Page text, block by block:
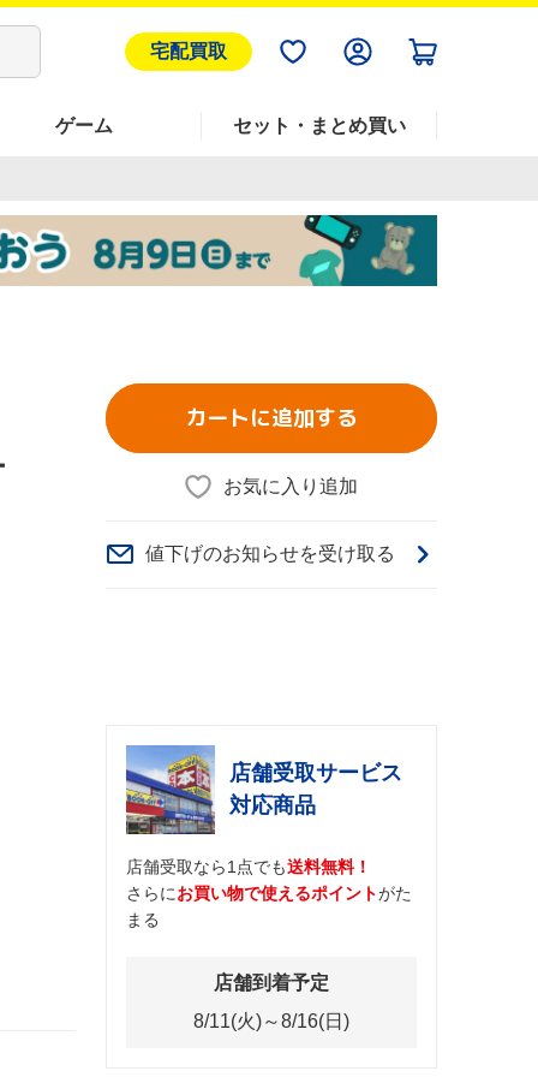
宅配買取
ゲーム セット・まとめ買い
カートに追加する
お気に入り追加
値下げのお知らせを受け取る
店舗受取サービス
対応商品
店舗受取なら1点でも送料無料！
さらにお買い物で使えるポイントがた
まる
店舗到着予定
8/11(火)～8/16(日)